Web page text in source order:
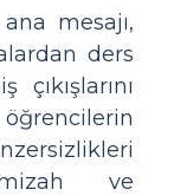
ana mesajı,
ders
ve